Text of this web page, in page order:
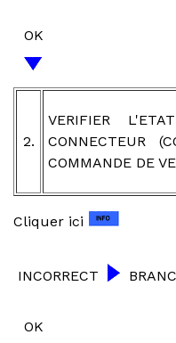
OK
2.
VERIFIER
CONNECTEUR
COMMANDE DE
Cliquer ici
INCORRECT
OK